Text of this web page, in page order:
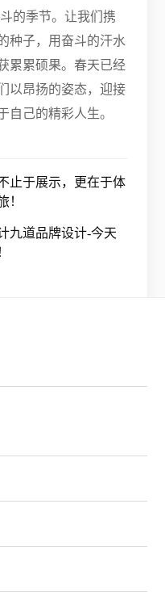
的季节。让我们携
种子，用奋斗的汗水
累累硕果。春天已经
以昂扬的姿态，迎接
自己的精彩人生。
止于展示，更在于体
！
九道品牌设计-今天